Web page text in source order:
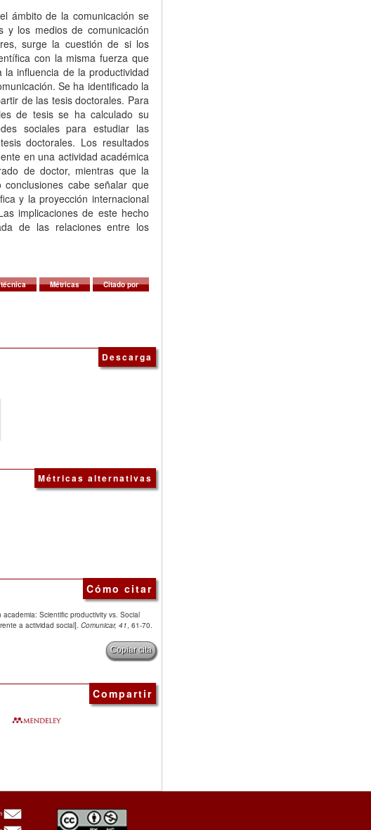
ámbito de la comunicación se
y los medios de comunicación
surge la cuestión de si los
con la misma fuerza que
la influencia de la productividad
Se ha identificado la
de las tesis doctorales. Para
de tesis se ha calculado su
sociales para estudiar las
doctorales. Los resultados
en una actividad académica
de doctor, mientras que la
cabe señalar que
y la proyección internacional
implicaciones de este hecho
de las relaciones entre los
Métricas Citado por
Descarga
Métricas alternativas
Cómo citar
Scientific productivity vs. Social
a actividad social]. Comunicar, 41 , 61-70.
Copiar cita
Compartir